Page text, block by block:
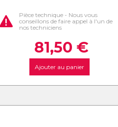
Pièce technique - Nous vous
conseillons de faire appel à l'un de
nos techniciens
81,50 €
Ajouter au panier